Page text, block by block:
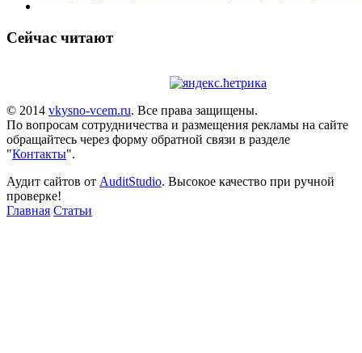
Сейчас читают
© 2014 vkysno-vcem.ru. Все права защищены.
По вопросам сотрудничества и размещения рекламы на сайте
обращайтесь через форму обратной связи в разделе
"Контакты".
Аудит сайтов от AuditStudio. Высокое качество при ручной
проверке!
Главная Статьи